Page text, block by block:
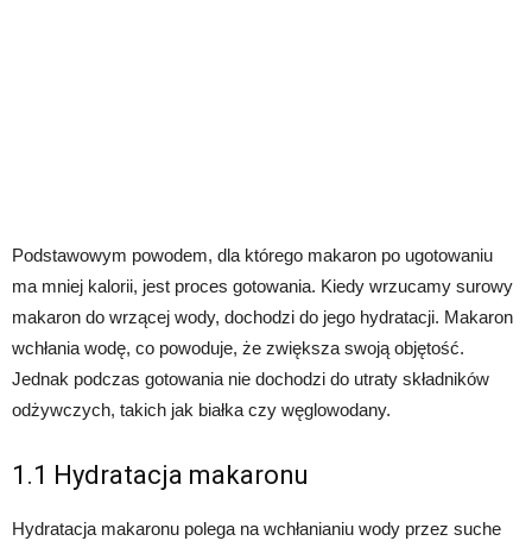
Podstawowym powodem, dla którego makaron po ugotowaniu
ma mniej kalorii, jest proces gotowania. Kiedy wrzucamy surowy
makaron do wrzącej wody, dochodzi do jego hydratacji. Makaron
wchłania wodę, co powoduje, że zwiększa swoją objętość.
Jednak podczas gotowania nie dochodzi do utraty składników
odżywczych, takich jak białka czy węglowodany.
1.1 Hydratacja makaronu
Hydratacja makaronu polega na wchłanianiu wody przez suche